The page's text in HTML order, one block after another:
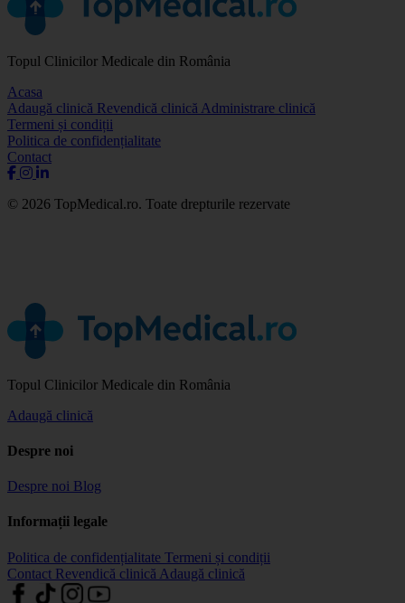
Topul Clinicilor Medicale din România
Acasa
Adaugă clinică Revendică clinică Administrare clinică
Termeni și condiții
Politica de confidențialitate
Contact
© 2026 TopMedical.ro. Toate drepturile rezervate
Topul Clinicilor Medicale din România
Adaugă clinică
Despre noi
Despre noi Blog
Informații legale
Politica de confidențialitate Termeni și condiții
Contact Revendică clinică Adaugă clinică